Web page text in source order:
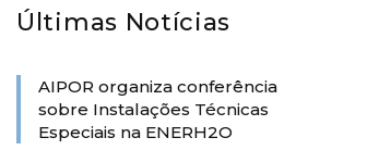
Últimas Notícias
AIPOR organiza conferência
sobre Instalações Técnicas
Especiais na ENERH2O